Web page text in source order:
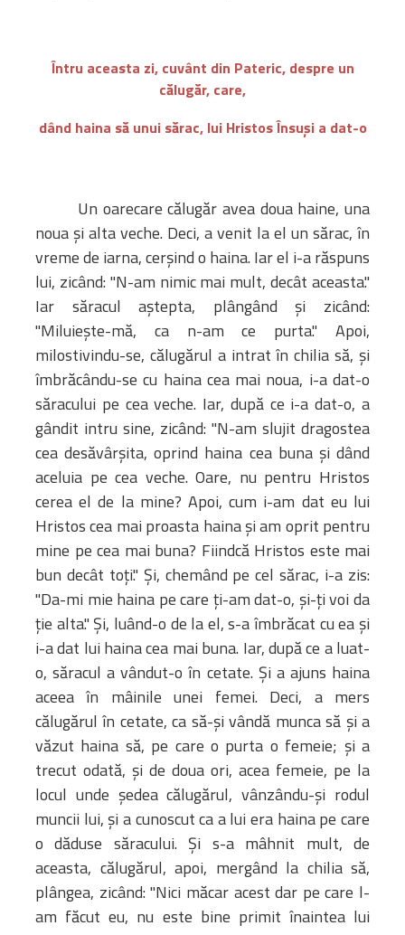
Întru aceasta zi, cuvânt din Pateric, despre un
călugăr, care,
dând haina să unui sărac, lui Hristos Însuși a dat-o
Un oarecare călugăr avea doua haine, una
noua și alta veche. Deci, a venit la el un sărac, în
vreme de iarna, cerșind o haina. Iar el i-a răspuns
lui, zicând: "N-am nimic mai mult, decât aceasta."
Iar săracul aștepta, plângând și zicând:
"Miluiește-mă, ca n-am ce purta." Apoi,
milostivindu-se, călugărul a intrat în chilia să, și
îmbrăcându-se cu haina cea mai noua, i-a dat-o
săracului pe cea veche. Iar, după ce i-a dat-o, a
gândit intru sine, zicând: "N-am slujit dragostea
cea desăvârșita, oprind haina cea buna și dând
aceluia pe cea veche. Oare, nu pentru Hristos
cerea el de la mine? Apoi, cum i-am dat eu lui
Hristos cea mai proasta haina și am oprit pentru
mine pe cea mai buna? Fiindcă Hristos este mai
bun decât toți." Și, chemând pe cel sărac, i-a zis:
"Da-mi mie haina pe care ți-am dat-o, și-ți voi da
ție alta." Și, luând-o de la el, s-a îmbrăcat cu ea și
i-a dat lui haina cea mai buna. Iar, după ce a luat-
o, săracul a vândut-o în cetate. Și a ajuns haina
aceea în mâinile unei femei. Deci, a mers
călugărul în cetate, ca să-și vândă munca să și a
văzut haina să, pe care o purta o femeie; și a
trecut odată, și de doua ori, acea femeie, pe la
locul unde ședea călugărul, vânzându-și rodul
muncii lui, și a cunoscut ca a lui era haina pe care
o dăduse săracului. Și s-a mâhnit mult, de
aceasta, călugărul, apoi, mergând la chilia să,
plângea, zicând: "Nici măcar acest dar pe care l-
am făcut eu, nu este bine primit înaintea lui